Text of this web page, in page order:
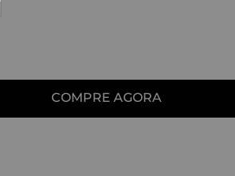
COMPRE AGORA